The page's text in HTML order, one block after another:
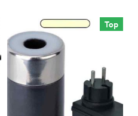
Top